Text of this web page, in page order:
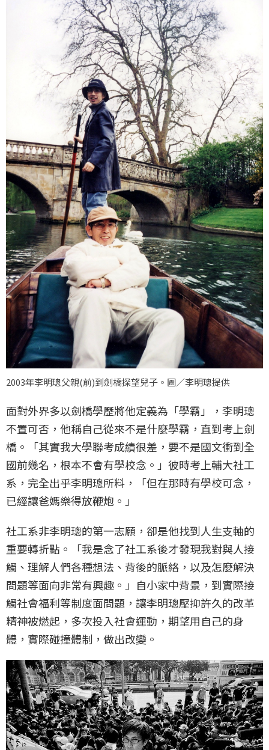
2003年李明璁父親(前)到劍橋探望兒子。圖／李明璁提供
面對外界多以劍橋學歷將他定義為「學霸」，李明璁
不置可否，他稱自己從來不是什麼學霸，直到考上劍
橋。「其實我大學聯考成績很差，要不是國文衝到全
國前幾名，根本不會有學校念。」彼時考上輔大社工
系，完全出乎李明璁所料，「但在那時有學校可念，
已經讓爸媽樂得放鞭炮。」
社工系非李明璁的第一志願，卻是他找到人生支軸的
重要轉折點。「我是念了社工系後才發現我對與人接
觸、理解人們各種想法、背後的脈絡，以及怎麼解決
問題等面向非常有興趣。」自小家中背景，到實際接
觸社會福利等制度面問題，讓李明璁壓抑許久的改革
精神被燃起，多次投入社會運動，期望用自己的身
體，實際碰撞體制，做出改變。